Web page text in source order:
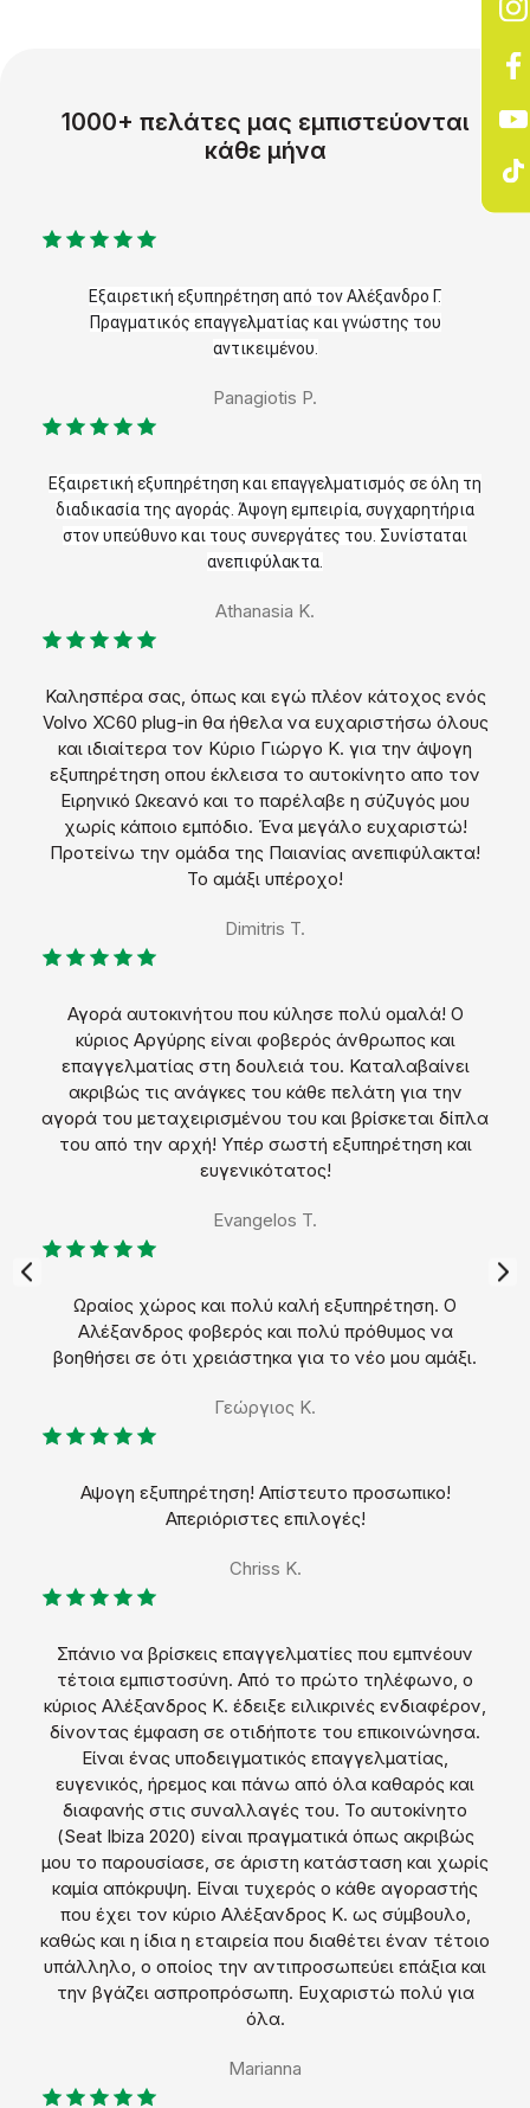
1000+ πελάτες μας εμπιστεύονται
κάθε μήνα
Εξαιρετική εξυπηρέτηση από τον Αλέξανδρο Γ.
Πραγματικός επαγγελματίας και γνώστης του
αντικειμένου.
Panagiotis P.
Εξαιρετική εξυπηρέτηση και επαγγελματισμός σε όλη τη
διαδικασία της αγοράς. Άψογη εμπειρία, συγχαρητήρια
στον υπεύθυνο και τους συνεργάτες του. Συνίσταται
ανεπιφύλακτα.
Athanasia K.
Καλησπέρα σας, όπως και εγώ πλέον κάτοχος ενός
Volvo XC60 plug-in θα ήθελα να ευχαριστήσω όλους
και ιδιαίτερα τον Κύριο Γιώργο Κ. για την άψογη
εξυπηρέτηση οπου έκλεισα το αυτοκίνητο απο τον
Ειρηνικό Ωκεανό και το παρέλαβε η σύζυγός μου
χωρίς κάποιο εμπόδιο. Ένα μεγάλο ευχαριστώ!
Προτείνω την ομάδα της Παιανίας ανεπιφύλακτα!
Το αμάξι υπέροχο!
Dimitris T.
Αγορά αυτοκινήτου που κύλησε πολύ ομαλά! Ο
κύριος Αργύρης είναι φοβερός άνθρωπος και
επαγγελματίας στη δουλειά του. Καταλαβαίνει
ακριβώς τις ανάγκες του κάθε πελάτη για την
αγορά του μεταχειρισμένου του και βρίσκεται δίπλα
του από την αρχή! Υπέρ σωστή εξυπηρέτηση και
ευγενικότατος!
Evangelos T.
Ωραίος χώρος και πολύ καλή εξυπηρέτηση. Ο
Αλέξανδρος φοβερός και πολύ πρόθυμος να
βοηθήσει σε ότι χρειάστηκα για το νέο μου αμάξι.
Γεώργιος Κ.
Αψογη εξυπηρέτηση! Απίστευτο προσωπικο!
Απεριόριστες επιλογές!
Chriss K.
Σπάνιο να βρίσκεις επαγγελματίες που εμπνέουν
τέτοια εμπιστοσύνη. Από το πρώτο τηλέφωνο, ο
κύριος Αλέξανδρος Κ. έδειξε ειλικρινές ενδιαφέρον,
δίνοντας έμφαση σε οτιδήποτε του επικοινώνησα.
Είναι ένας υποδειγματικός επαγγελματίας,
ευγενικός, ήρεμος και πάνω από όλα καθαρός και
διαφανής στις συναλλαγές του. Το αυτοκίνητο
(Seat Ibiza 2020) είναι πραγματικά όπως ακριβώς
μου το παρουσίασε, σε άριστη κατάσταση και χωρίς
καμία απόκρυψη. Είναι τυχερός ο κάθε αγοραστής
που έχει τον κύριο Αλέξανδρος Κ. ως σύμβουλο,
καθώς και η ίδια η εταιρεία που διαθέτει έναν τέτοιο
υπάλληλο, ο οποίος την αντιπροσωπεύει επάξια και
την βγάζει ασπροπρόσωπη. Ευχαριστώ πολύ για
όλα.
Marianna